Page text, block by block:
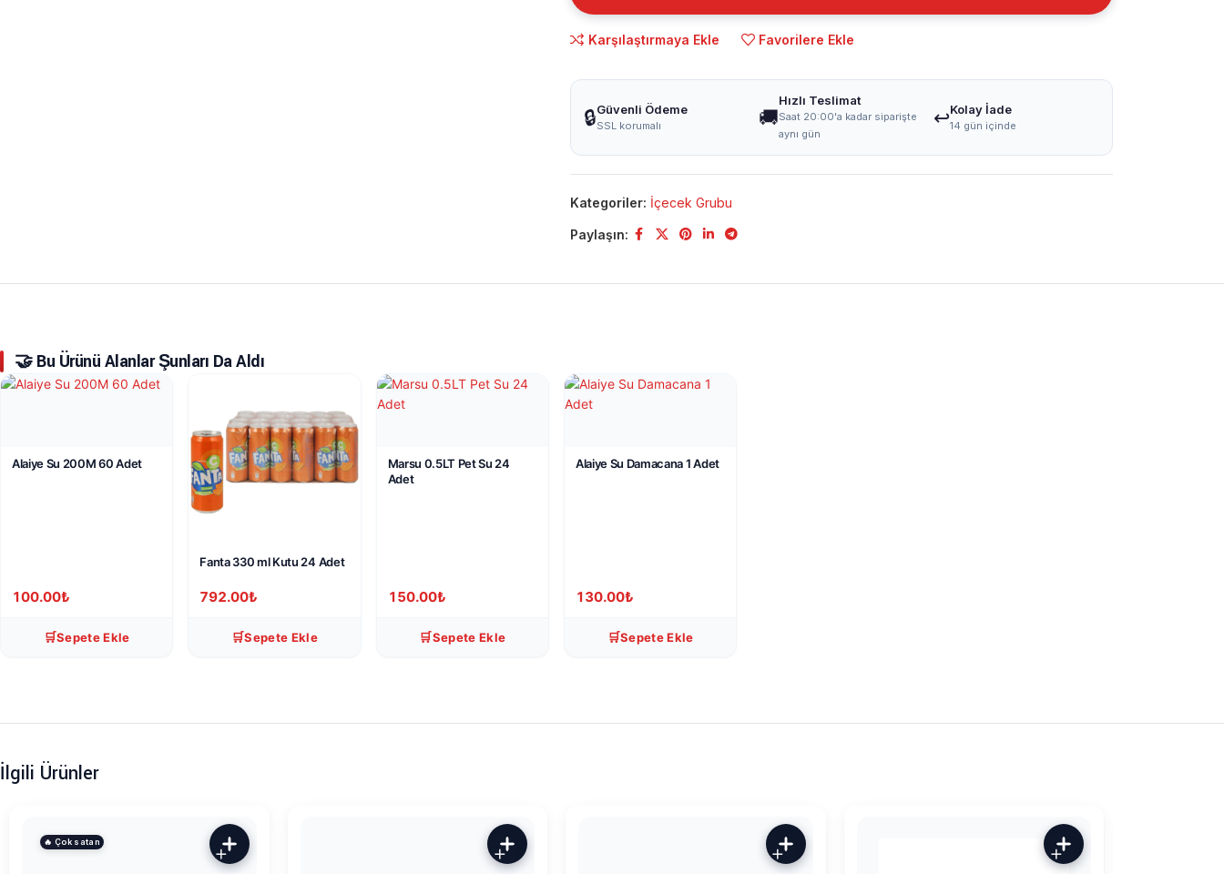
Karşılaştırmaya Ekle Favorilere Ekle
🔒Güvenli Ödeme
SSL korumalı 🚚
Hızlı Teslimat
Saat 20:00'a kadar siparişte
aynı gün
↩️Kolay İade
14 gün içinde
Kategoriler: İçecek Grubu
Paylaşın:
🤝 Bu Ürünü Alanlar Şunları Da Aldı
Alaiye Su 200M 60 Adet
100.00₺
🛒Sepete Ekle
Fanta 330 ml Kutu 24 Adet
792.00₺
🛒Sepete Ekle
Marsu 0.5LT Pet Su 24
Adet
150.00₺
🛒Sepete Ekle
Alaiye Su Damacana 1 Adet
130.00₺
🛒Sepete Ekle
İlgili Ürünler
🔥 Çok satan